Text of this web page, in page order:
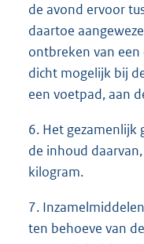
de avond ervoor
daartoe
ontbreken van
dicht mogelijk bij
een voetpad, aan
6. Het gezamenlijk
de inhoud
kilogram.
7.
ten behoeve van